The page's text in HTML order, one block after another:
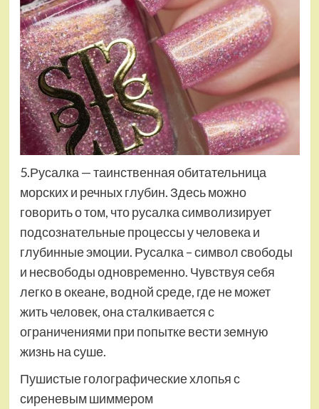
5.Русалка — таинственная обитательница
морских и речных глубин. Здесь можно
говорить о том, что русалка символизирует
подсознательные процессы у человека и
глубинные эмоции. Русалка – символ свободы
и несвободы одновременно. Чувствуя себя
легко в океане, водной среде, где не может
жить человек, она сталкивается с
ограничениями при попытке вести земную
жизнь на суше.
Пушистые голографические хлопья с
сиреневым шиммером